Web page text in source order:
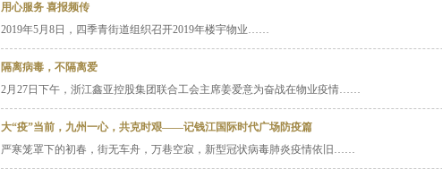
用心服务 喜报频传
2019年5月8日，四季青街道组织召开2019年楼宇物业……
隔离病毒，不隔离爱
2月27日下午，浙江鑫亚控股集团联合工会主席姜爱意为奋战在物业疫情……
大“疫”当前，九州一心，共克时艰——记钱江国际时代广场防疫篇
严寒笼罩下的初春，街无车舟，万巷空寂，新型冠状病毒肺炎疫情依旧……